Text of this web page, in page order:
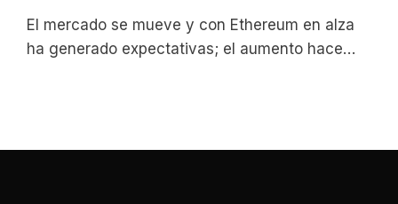
El mercado se mueve y con Ethereum en alza
ha generado expectativas; el aumento hace